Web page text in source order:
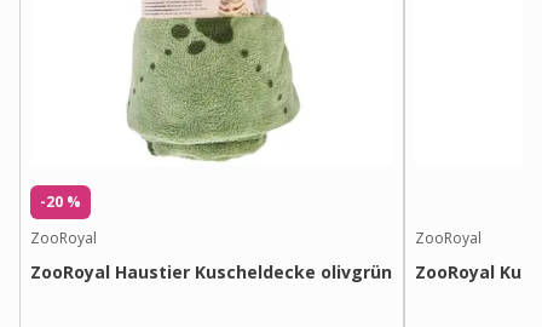
-20 %
ZooRoyal
ZooRoyal Haustier Kuscheldecke olivgrün
ZooRoyal
ZooRoyal